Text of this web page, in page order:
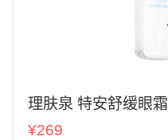
理肤泉 特安舒缓眼霜
¥269